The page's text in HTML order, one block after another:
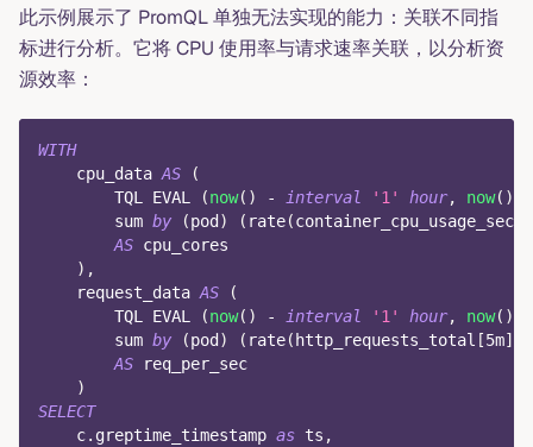
此示例展示了 PromQL 单独无法实现的能力：关联不同指
标进行分析。它将 CPU 使用率与请求速率关联，以分析资
源效率：
WITH
    cpu_data
AS
(
        TQL EVAL
(now( ) - interval '1' hour, now( )
        sum
by (pod ) ( rate(
AS cpu_cores
) ,
    request_data
AS
(
        TQL EVAL
(now( ) - interval '1' hour, now( )
        sum
by (pod ) ( rate( http_requests_total [5m]
AS req_per_sec
)
SELECT
    c
. greptime_timestamp as ts ,